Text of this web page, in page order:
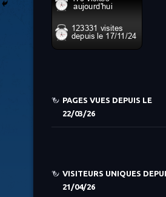
PAGES VUES DEPUIS LE
22/03/26
VISITEURS UNIQUES
21/04/26